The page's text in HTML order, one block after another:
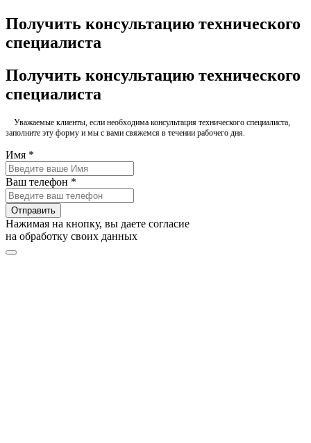
Получить консультацию технического
специалиста
Получить консультацию технического
специалиста
Уважаемые клиенты, если необходима консультация технического специалиста,
заполните эту форму и мы с вами свяжемся в течении рабочего дня.
Имя *
Ваш телефон *
Отправить
Нажимая на кнопку, вы даете согласие
на обработку своих данных